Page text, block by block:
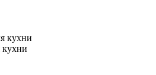
кухни
кухни